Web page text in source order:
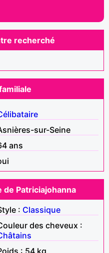
recherché
sur-Seine
ans
Patriciajohanna
: Classique
des cheveux :
: 54 kg